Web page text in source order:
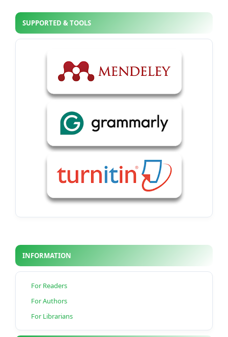
SUPPORTED & TOOLS
INFORMATION
For Readers
For Authors
For Librarians